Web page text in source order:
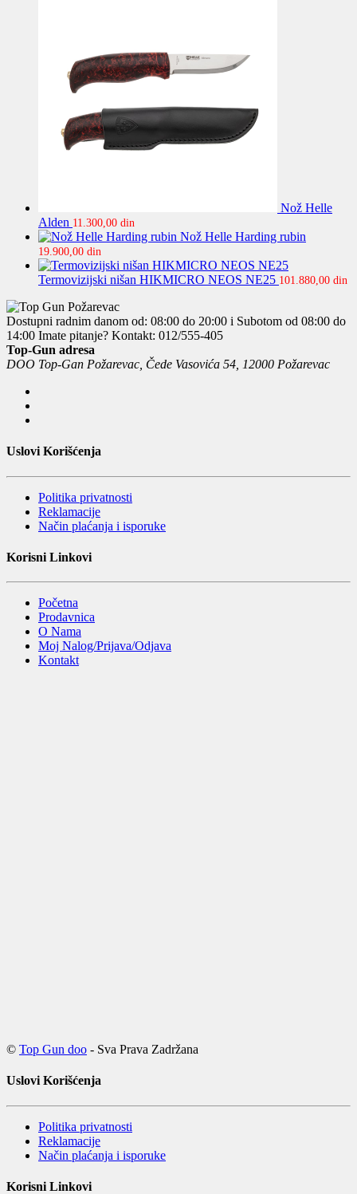
Nož Helle
Alden 11.300,00 din
Nož Helle Harding rubin
19.900,00 din
Termovizijski nišan HIKMICRO NEOS NE25 101.880,00 din
Dostupni radnim danom od: 08:00 do 20:00 i Subotom od 08:00 do
14:00 Imate pitanje? Kontakt: 012/555-405
Top-Gun adresa
DOO Top-Gan Požarevac, Čede Vasovića 54, 12000 Požarevac
Uslovi Korišćenja
Politika privatnosti
Reklamacije
Način plaćanja i isporuke
Korisni Linkovi
Početna
Prodavnica
O Nama
Moj Nalog/Prijava/Odjava
Kontakt
© Top Gun doo - Sva Prava Zadržana
Uslovi Korišćenja
Politika privatnosti
Reklamacije
Način plaćanja i isporuke
Korisni Linkovi